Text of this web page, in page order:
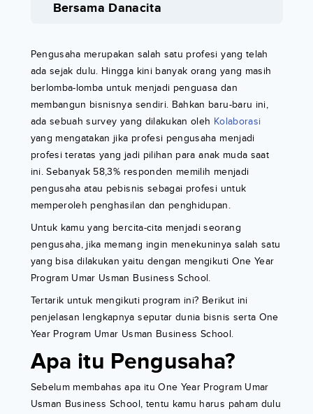
Bersama Danacita
Pengusaha merupakan salah satu profesi yang telah
ada sejak dulu. Hingga kini banyak orang yang masih
berlomba-lomba untuk menjadi penguasa dan
membangun bisnisnya sendiri. Bahkan baru-baru ini,
ada sebuah survey yang dilakukan oleh Kolaborasi
yang mengatakan jika profesi pengusaha menjadi
profesi teratas yang jadi pilihan para anak muda saat
ini. Sebanyak 58,3% responden memilih menjadi
pengusaha atau pebisnis sebagai profesi untuk
memperoleh penghasilan dan penghidupan.
Untuk kamu yang bercita-cita menjadi seorang
pengusaha, jika memang ingin menekuninya salah satu
yang bisa dilakukan yaitu dengan mengikuti One Year
Program Umar Usman Business School.
Tertarik untuk mengikuti program ini? Berikut ini
penjelasan lengkapnya seputar dunia bisnis serta One
Year Program Umar Usman Business School.
Apa itu Pengusaha?
Sebelum membahas apa itu One Year Program Umar
Usman Business School, tentu kamu harus paham dulu